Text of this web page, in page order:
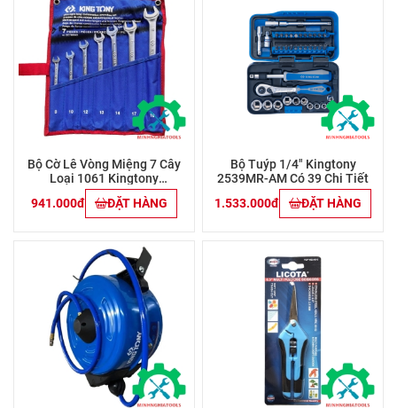
Bộ Cờ Lê Vòng Miệng 7 Cây
Loại 1061 Kingtony
12C7MRN01 (8-19mm)
941.000đ ĐẶT HÀNG
Bộ Tuýp 1/4" Kingtony
2539MR-AM Có 39 Chi Tiết
1.533.000đ
ĐẶT HÀNG